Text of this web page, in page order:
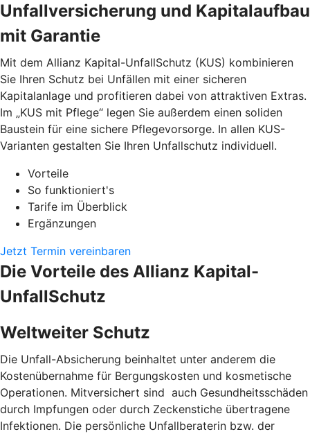
Unfallversicherung und Kapitalaufbau
mit Garantie
Mit dem Allianz Kapital-UnfallSchutz (KUS) kombinieren
Sie Ihren Schutz bei Unfällen mit einer sicheren
Kapitalanlage und profitieren dabei von attraktiven Extras.
Im „KUS mit Pflege“ legen Sie außerdem einen soliden
Baustein für eine sichere Pflegevorsorge. In allen KUS-
Varianten gestalten Sie Ihren Unfallschutz individuell.
Vorteile
So funktioniert's
Tarife im Überblick
Ergänzungen
Jetzt Termin vereinbaren
Die Vorteile des Allianz Kapital-
UnfallSchutz
Weltweiter Schutz
Die Unfall-Absicherung beinhaltet unter anderem die
Kostenübernahme für Bergungskosten und kosmetische
Operationen. Mitversichert sind auch Gesundheitsschäden
durch Impfungen oder durch Zeckenstiche übertragene
Infektionen. Die persönliche Unfallberaterin bzw. der